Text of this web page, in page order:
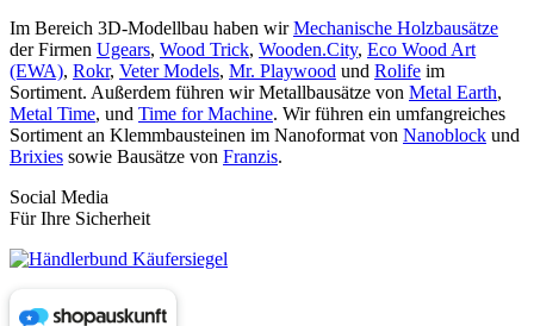
Im Bereich 3D-Modellbau haben wirMechanische Holzbausätze
der Firmen Ugears, Wood Trick, Wooden.City, Eco Wood Art
(EWA), Rokr, Veter Models, Mr. Playwood und Rolife im
Sortiment. Außerdem führen wir Metallbausätze von Metal Earth,
Metal Time, und Time for Machine. Wir führen ein umfangreiches
Sortiment an Klemmbausteinen im Nanoformat von Nanoblock und
Brixies sowie Bausätze von Franzis.
Social Media
Für Ihre Sicherheit